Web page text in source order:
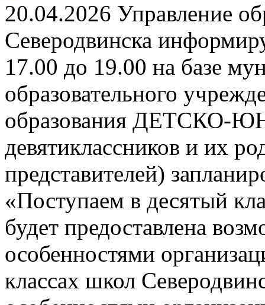
20.04.2026 Управление
Северодвинска
17.00 до 19.00 на базе
образовательного
образования
девятиклассников и их
представителей)
«Поступаем в десятый
будет предоставлена
особенностями
классах школ